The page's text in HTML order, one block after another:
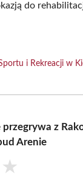
do
i Rekreacji w
z
Arenie
★